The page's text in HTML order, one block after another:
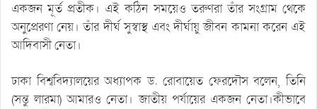
একজন মূর্ত প্রতীক। এই কঠিন সময়েও তরুণরা তাঁর সংগ্রাম থেকে
অনুপ্রেরণা নেয়। তাঁর দীর্ঘ সুস্বাস্থ এবং দীর্ঘায়ু জীবন কামনা করেন এই
আদিবাসী নেতা।
ঢাকা বিশ্ববিদ্যালয়ের অধ্যাপক ড. রোবায়েত ফেরদৌস বলেন, তিনি
(সন্তু লারমা) আমারও নেতা। জাতীয় পর্যায়ের একজন নেতা।কীভাবে